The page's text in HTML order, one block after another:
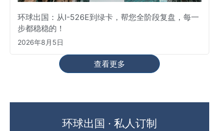
环球出国：从I-526E到绿卡，帮您全阶段复盘，每一
步都稳稳的！
2026年8月5日
查看更多
环球出国 · 私人订制